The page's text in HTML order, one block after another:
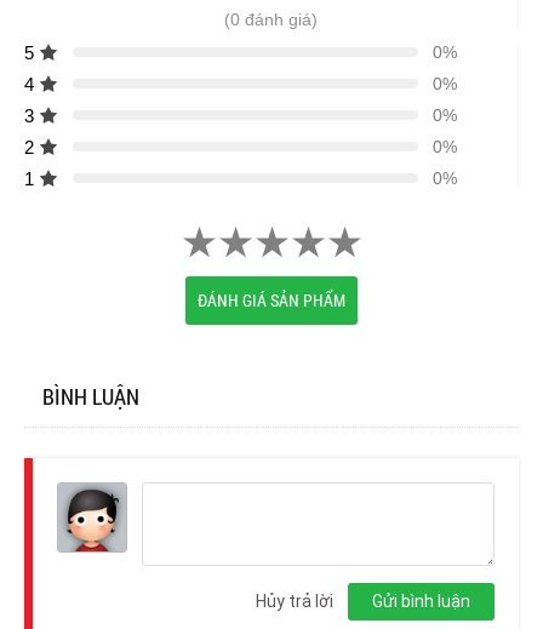
(0 đánh giá)
5 0%
4 0%
3 0%
2 0%
1 0%
ĐÁNH GIÁ SẢN PHẨM
BÌNH LUẬN
Gửi bình luận
Hủy trả lời